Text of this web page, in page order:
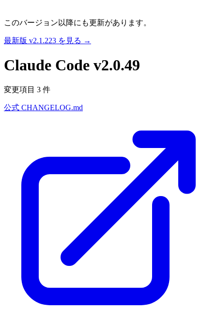
このバージョン以降にも更新があります。
最新版 v2.1.223 を見る →
Claude Code v2.0.49
変更項目 3 件
公式 CHANGELOG.md